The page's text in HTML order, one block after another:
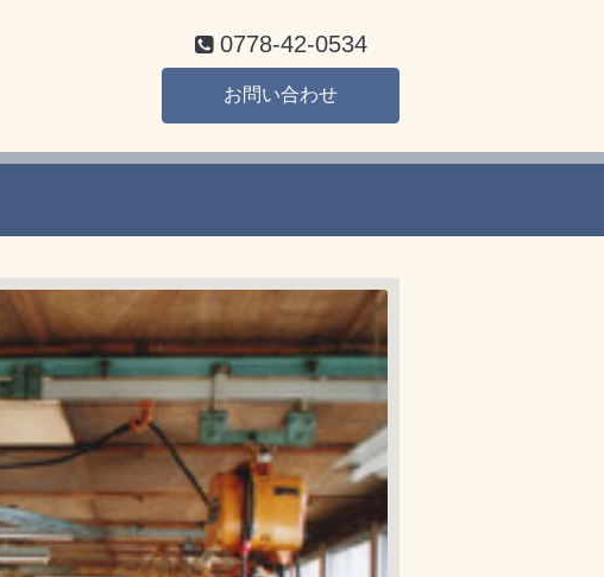
0778-42-0534
お問い合わせ